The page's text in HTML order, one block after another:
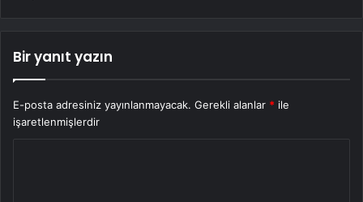
Bir yanıt yazın
E-posta adresiniz yayınlanmayacak. Gerekli alanlar * ile
işaretlenmişlerdir